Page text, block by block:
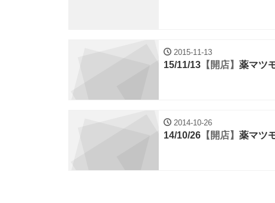
2015-11-13
15/11/13 【開店】 薬マツ
2014-10-26
14/10/26 【開店】 薬マツ